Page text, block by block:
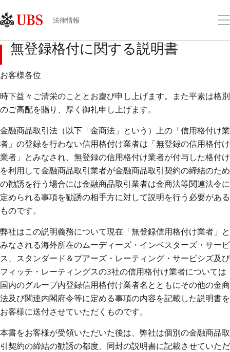
Links
Area
法律情報
メ
ュ
無登録格付に関する説明書
お客様各位
時下益々ご清栄のこととお慶び申し上げます。また平素は格別
のご高配を賜り、厚く御礼申し上げます。
金融商品取引法（以下「金商法」という）上の「信用格付け業
者」の登録を行わない信用格付け業者は「無登録の信用格付け
業者」とみなされ、無登録の信用格付け業者が付与した格付け
を利用して金融商品取引業者が金融商品取引契約の締結のため
の勧誘を行う場合には金融商品取引業者は金商法等関連法令に
定められる事項を勧誘の相手方に対して説明を行う必要がある
ものです。
弊社はこの説明義務について現在「無登録信用格付け業者」と
みなされる海外所在のムーディーズ・インベスターズ・サービ
ス、スタンダード＆プアーズ・レーティング・サービシズ及び
フィッチ・レーティングスの3社の信用格付け業者については
国内のグループ内登録信用格付け業者名とともにその他の金商
法及び関連内閣府令等に定める事項の内容を記載した説明書を
お客様に送付させていただくものです。
本書をお客様が受領いただいた後は、弊社は個別の金融商品取
引契約の締結の勧誘の都度、同封の説明書に記載させていただ